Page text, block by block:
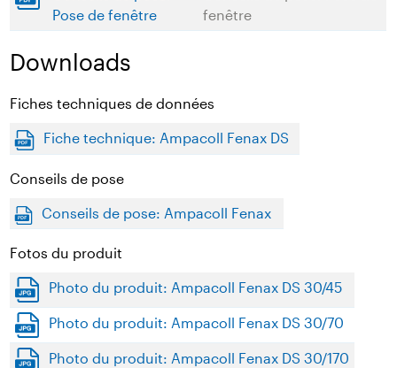
Pose de fenêtre
fenêtre
Downloads
Fiches techniques de données
Fiche technique: Ampacoll Fenax DS
Conseils de pose
Conseils de pose: Ampacoll Fenax
Fotos du produit
Photo du produit: Ampacoll Fenax DS 30/45
Photo du produit: Ampacoll Fenax DS 30/70
Photo du produit: Ampacoll Fenax DS 30/170